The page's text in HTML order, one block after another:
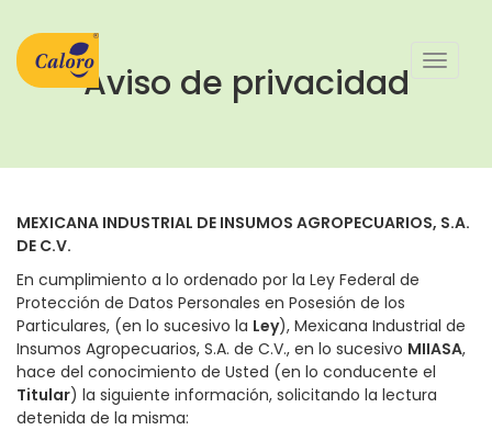
Toggle
Aviso de privacidad
MEXICANA INDUSTRIAL DE INSUMOS AGROPECUARIOS, S.A.
DE C.V.
En cumplimiento a lo ordenado por la Ley Federal de
Protección de Datos Personales en Posesión de los
Particulares, (en lo sucesivo la Ley), Mexicana Industrial de
Insumos Agropecuarios, S.A. de C.V., en lo sucesivo MIIASA,
hace del conocimiento de Usted (en lo conducente el
Titular) la siguiente información, solicitando la lectura
detenida de la misma: